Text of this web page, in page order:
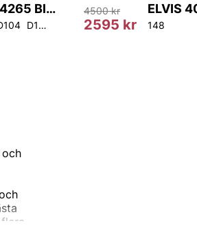
Elliot 4265 Blazer
D108 2595 kr
4500 kr
148